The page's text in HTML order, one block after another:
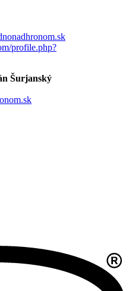
profile.php?
Šurjanský